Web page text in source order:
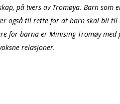
på tvers av Tromøya. Barn som
også til rette for at barn skal bli
for barna er Minising Tromøy
relasjoner.